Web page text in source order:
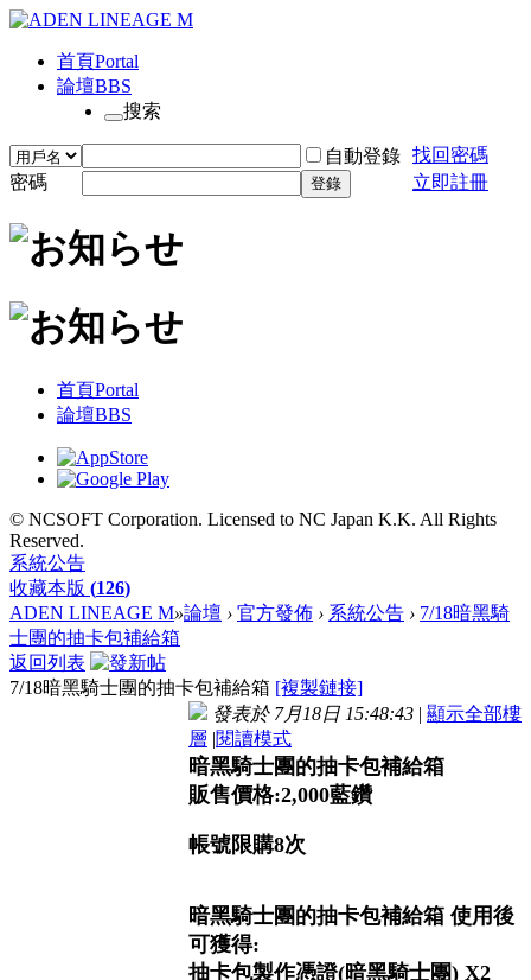
首頁Portal
論壇BBS
搜索
自動登錄 找回密碼
密碼
登錄 立即註冊
首頁Portal
論壇BBS
© NCSOFT Corporation. Licensed to NC Japan K.K. All Rights
Reserved.
系統公告
收藏本版 (126)
ADEN LINEAGE M»論壇 › 官方發佈 › 系統公告 › 7/18暗黑騎
士團的抽卡包補給箱
返回列表
7/18暗黑騎士團的抽卡包補給箱 [複製鏈接]
發表於 7月18日 15:48:43 | 顯示全部樓
層 |閱讀模式
暗黑騎士團的抽卡包補給箱
販售價格:2,000藍鑽
帳號限購8次
暗黑騎士團的抽卡包補給箱 使用後
可獲得:
抽卡包製作憑證(暗黑騎士團) X2